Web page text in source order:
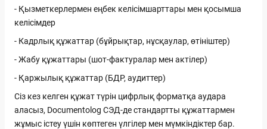
- Қызметкерлермен еңбек келісімшарттары мен қосымша
келісімдер
- Кадрлық құжаттар (бұйрықтар, нұсқаулар, өтініштер)
- Жабу құжаттары (шот-фактуралар мен актілер)
- Қаржылық құжаттар (БДР, аудиттер)
Сіз кез келген құжат түрін цифрлық форматқа аудара
аласыз, Documentolog СЭД-де стандартты құжаттармен
жұмыс істеу үшін көптеген үлгілер мен мүмкіндіктер бар.